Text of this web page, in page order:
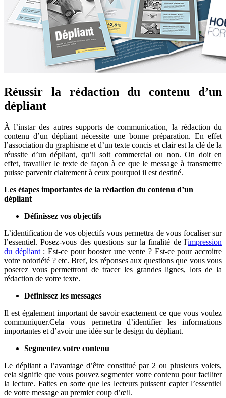
Réussir la rédaction du contenu d’un
dépliant
À l’instar des autres supports de communication, la rédaction du
contenu d’un dépliant nécessite une bonne préparation. En effet
l’association du graphisme et d’un texte concis et clair est la clé de la
réussite d’un dépliant, qu’il soit commercial ou non. On doit en
effet, travailler le texte de façon à ce que le message à transmettre
puisse parvenir clairement à ceux pourquoi il est destiné.
Les étapes importantes de la rédaction du contenu d’un
dépliant
Définissez vos objectifs
L’identification de vos objectifs vous permettra de vous focaliser sur
l’essentiel. Posez-vous des questions sur la finalité de l'impression
du dépliant: Est-ce pour booster une vente ? Est-ce pour accroitre
votre notoriété ? etc. Bref, les réponses aux questions que vous vous
poserez vous permettront de tracer les grandes lignes, lors de la
rédaction de votre texte.
Définissez les messages
Il est également important de savoir exactement ce que vous voulez
communiquer.Cela vous permettra d’identifier les informations
importantes et d’avoir une idée sur le design du dépliant.
Segmentez votre contenu
Le dépliant a l’avantage d’être constitué par 2 ou plusieurs volets,
cela signifie que vous pouvez segmenter votre contenu pour faciliter
la lecture. Faites en sorte que les lecteurs puissent capter l’essentiel
de votre message au premier coup d’œil.